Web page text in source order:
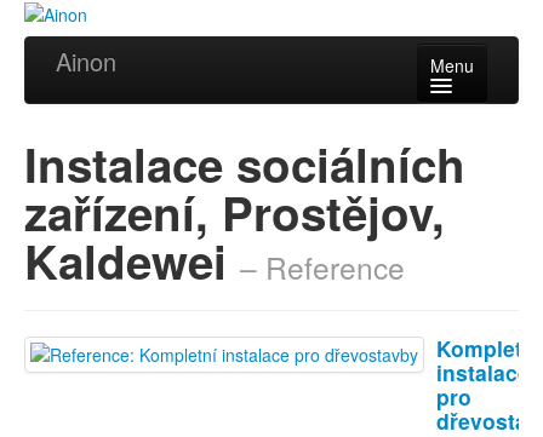
Ainon Menu
Služby
Reference
Videa
Partneři
Instalace sociálních
zařízení, Prostějov,
Kaldewei – Reference
Kompletní
instalace
pro